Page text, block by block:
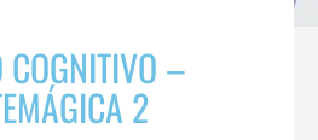
COGNITIVO –
2